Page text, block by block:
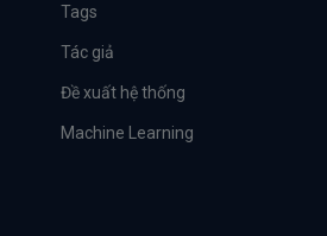
Tags
Tác giả
Đề xuất hệ thống
Machine Learning